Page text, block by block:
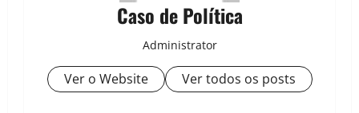
Caso de Política
Administrator
Ver o Website Ver todos os posts